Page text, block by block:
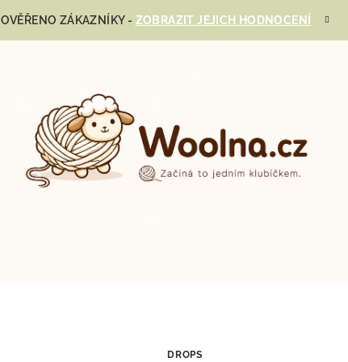
OVĚŘENO ZÁKAZNÍKY - ZOBRAZIT JEJICH HODNOCENÍ
DROPS